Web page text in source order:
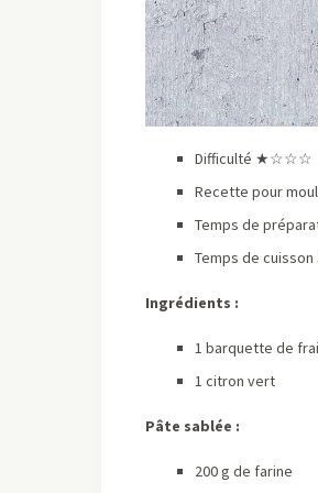
Difficulté ★☆☆☆
Recette pour
Temps de
Temps de cuisson
Ingrédients :
1 barquette de
1 citron vert
Pâte sablée :
200 g de farine